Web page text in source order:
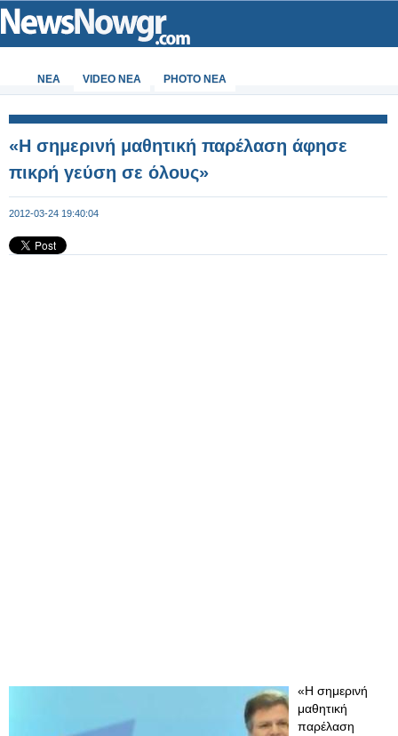
ΝΕΑ VIDEO NEA PHOTO NEA
«Η σημερινή μαθητική παρέλαση άφησε
πικρή γεύση σε όλους»
2012-03-24 19:40:04
«Η σημερινή
μαθητική
παρέλαση